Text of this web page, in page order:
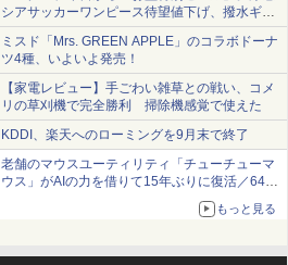
シアサッカーワンピース待望値下げ、撥水ギア
ショーツは1990円に
ミスド「Mrs. GREEN APPLE」のコラボドーナ
ツ4種、いよいよ発売！
【家電レビュー】手ごわい雑草との戦い、コメ
リの草刈機で完全勝利 掃除機感覚で使えた
KDDI、楽天へのローミングを9月末で終了
老舗のマウスユーティリティ「チューチューマ
ウス」がAIの力を借りて15年ぶりに復活／64bit
化、Windows 10/11、「Chrome」も走り回
る。復活記念で2026年末まで500円
もっと見る